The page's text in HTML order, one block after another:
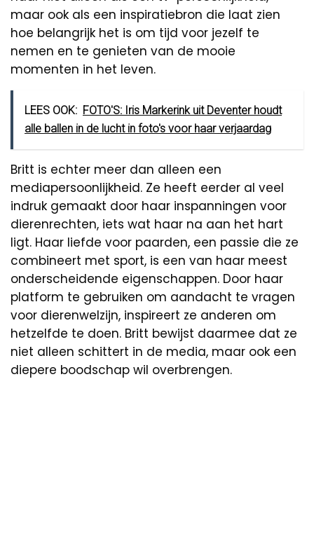
maar ook als een inspiratiebron die laat zien
hoe belangrijk het is om tijd voor jezelf te
nemen en te genieten van de mooie
momenten in het leven.
LEES OOK: FOTO'S: Iris Markerink uit Deventer houdt
alle ballen in de lucht in foto's voor haar verjaardag
Britt is echter meer dan alleen een
mediapersoonlijkheid. Ze heeft eerder al veel
indruk gemaakt door haar inspanningen voor
dierenrechten, iets wat haar na aan het hart
ligt. Haar liefde voor paarden, een passie die ze
combineert met sport, is een van haar meest
onderscheidende eigenschappen. Door haar
platform te gebruiken om aandacht te vragen
voor dierenwelzijn, inspireert ze anderen om
hetzelfde te doen. Britt bewijst daarmee dat ze
niet alleen schittert in de media, maar ook een
diepere boodschap wil overbrengen.